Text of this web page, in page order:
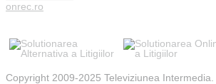
onrec.ro
Copyright 2009-2025 Televiziunea Intermedia.